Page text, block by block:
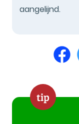
aangelijnd.
tip